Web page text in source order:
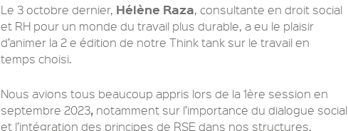
Le 3 octobre dernier, Hélène Raza, consultante en droit social
et RH pour un monde du travail plus durable, a eu le plaisir
d’animer la 2 e édition de notre Think tank sur le travail en
temps choisi.
Nous avions tous beaucoup appris lors de la 1ère session en
septembre 2023, notamment sur l’importance du dialogue social
et l’intégration des principes de RSE dans nos structures.